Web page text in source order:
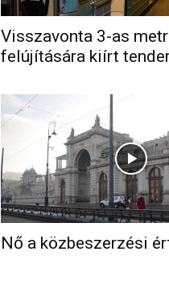
Visszavonta 3-as
felújítására kiírt
Nő a közbeszerzési